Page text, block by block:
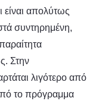
είναι απολύτως
συντηρημένη,
Στην
λιγότερο από
το πρόγραμμα